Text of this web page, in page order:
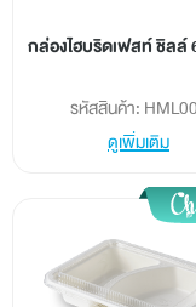
บทความ/ข่าวสาร
นวัตกรรมเพื่อความยั่ง
เครือข่ายต่างประเทศ
กล่องไฮบริดเฟสท์ ชิลล์
รหัสสินค้า:
ดูเพิ่มเติม